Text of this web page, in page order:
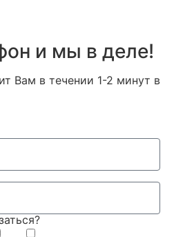
и мы в деле!
Вам в течении 1-2 минут в